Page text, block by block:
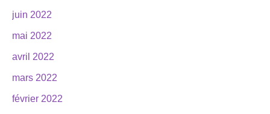
juin 2022
mai 2022
avril 2022
mars 2022
février 2022